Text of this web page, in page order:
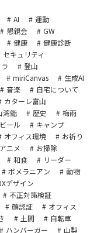
AI
運動
懇親会
GW
健康
健康診断
セキュリティ
登山
miriCanvas
生成AI
音楽
自宅について
カターレ富山
湾鮨 歴史
梅雨
ビール
キャンプ
オフィス環境
お祈り
アニメ
お掃除
和食
リーダー
ポメラニアン
動物
デザイン
不正対策検証
顔認証
オフィス
土間
自転車
ハンバーガー
山梨